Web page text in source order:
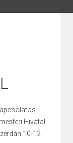
Hivatal
10-12